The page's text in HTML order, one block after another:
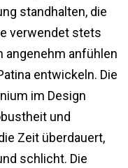
standhalten, die
verwendet stets
angenehm anfühlen
entwickeln. Die
im Design
und
Zeit überdauert,
schlicht. Die